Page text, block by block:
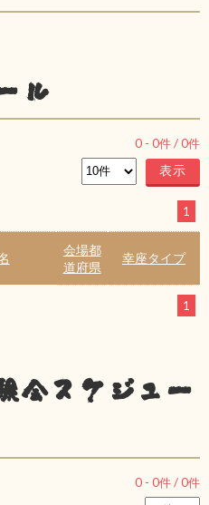
ル
0 - 0件 /0件
1
会場都
道府県
幸座タイプ
1
会スケジュー
0 - 0件 /0件